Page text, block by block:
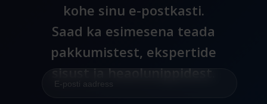
kohe sinu e-postkasti.
Saad ka esimesena teada
pakkumistest, ekspertide
sisust ja heaolunippidest.